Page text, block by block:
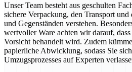
Unser Team besteht aus geschulten
sichere Verpackung, den Transport
und Gegenständen verstehen.
wertvoller Ware achten wir darauf,
Vorsicht behandelt wird. Zudem
papierliche Abwicklung, sodass Sie
Umzugsprozesses auf Experten